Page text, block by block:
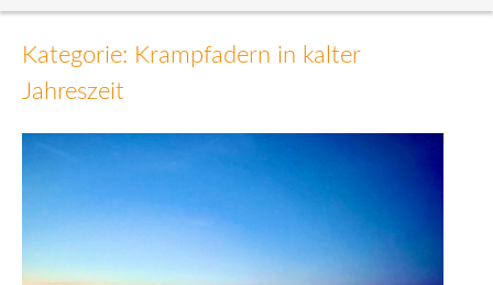
Inhalt
Kategorie: Krampfadern in kalter
Jahreszeit